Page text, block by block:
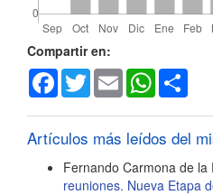
Detalles
del
artículo
Compartir en:
Facebook
TwitterEmail WhatsApp
Artículos más leídos del
Fernando Carmona de la
reuniones. Nueva Etapa